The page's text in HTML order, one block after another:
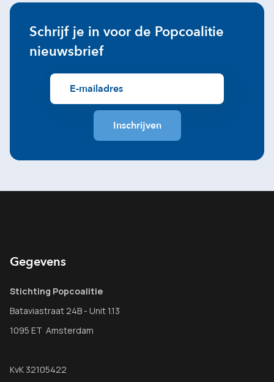
Schrijf je in voor de Popcoalitie
nieuwsbrief
Gegevens
Stichting Popcoalitie
Bataviastraat 24B - Unit 1.13
1095 ET Amsterdam
KvK 32105422